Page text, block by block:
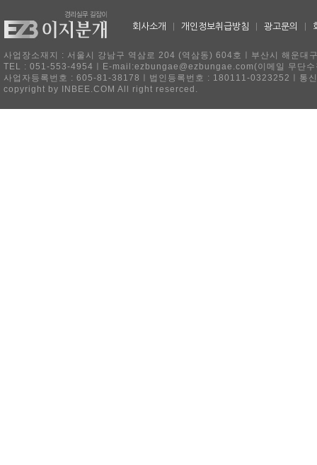
회사소개 개인정보취급방침 광고문의
사업장소재지 : 서울시 강남구 역삼로 204 (역삼동) 604호ㅣ부산시 해운
TEL : 051-553-4954ㅣE-mail:ezbungae@ezbungae.com(이메일 무단수
사업자등록번호 : 605-81-38178ㅣ법인등록번호 : 180111-0323252ㅣ통
copyright by INBEE.COM All right reserced.